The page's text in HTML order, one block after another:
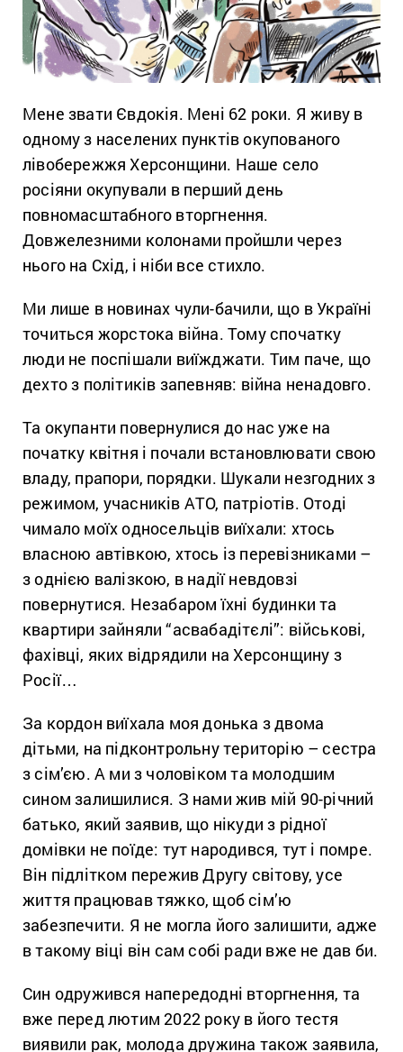
Мене звати Євдокія. Мені 62 роки. Я живу в
одному з населених пунктів окупованого
лівобережжя Херсонщини. Наше село
росіяни окупували в перший день
повномасштабного вторгнення.
Довжелезними колонами пройшли через
нього на Схід, і ніби все стихло.
Ми лише в новинах чули-бачили, що в Україні
точиться жорстока війна. Тому спочатку
люди не поспішали виїжджати. Тим паче, що
дехто з політиків запевняв: війна ненадовго.
Та окупанти повернулися до нас уже на
початку квітня і почали встановлювати свою
владу, прапори, порядки. Шукали незгодних з
режимом, учасників АТО, патріотів. Отоді
чимало моїх односельців виїхали: хтось
власною автівкою, хтось із перевізниками –
з однією валізкою, в надії невдовзі
повернутися. Незабаром їхні будинки та
квартири зайняли “асвабадітєлі”: військові,
фахівці, яких відрядили на Херсонщину з
Росії…
За кордон виїхала моя донька з двома
дітьми, на підконтрольну територію – сестра
з сім’єю. А ми з чоловіком та молодшим
сином залишилися. З нами жив мій 90-річний
батько, який заявив, що нікуди з рідної
домівки не поїде: тут народився, тут і помре.
Він підлітком пережив Другу світову, усе
життя працював тяжко, щоб сім’ю
забезпечити. Я не могла його залишити, адже
в такому віці він сам собі ради вже не дав би.
Син одружився напередодні вторгнення, та
вже перед лютим 2022 року в його тестя
виявили рак, молода дружина також заявила,